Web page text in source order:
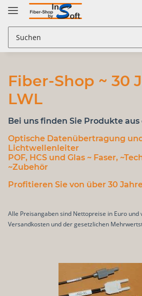
Fiber-Shop ~ 30
LWL
Bei uns finden Sie Produkte
Optische Datenübertragung
Lichtwellenleiter
POF, HCS und Glas ~ Faser,
~Zubehör
Profitieren Sie von über 30
Alle Preisangaben sind Nettopreise in Euro und
Versandkosten und der gesetzlichen